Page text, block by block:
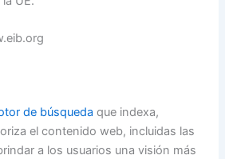
de búsqueda que indexa,
el contenido web, incluidas las
a los usuarios una visión más